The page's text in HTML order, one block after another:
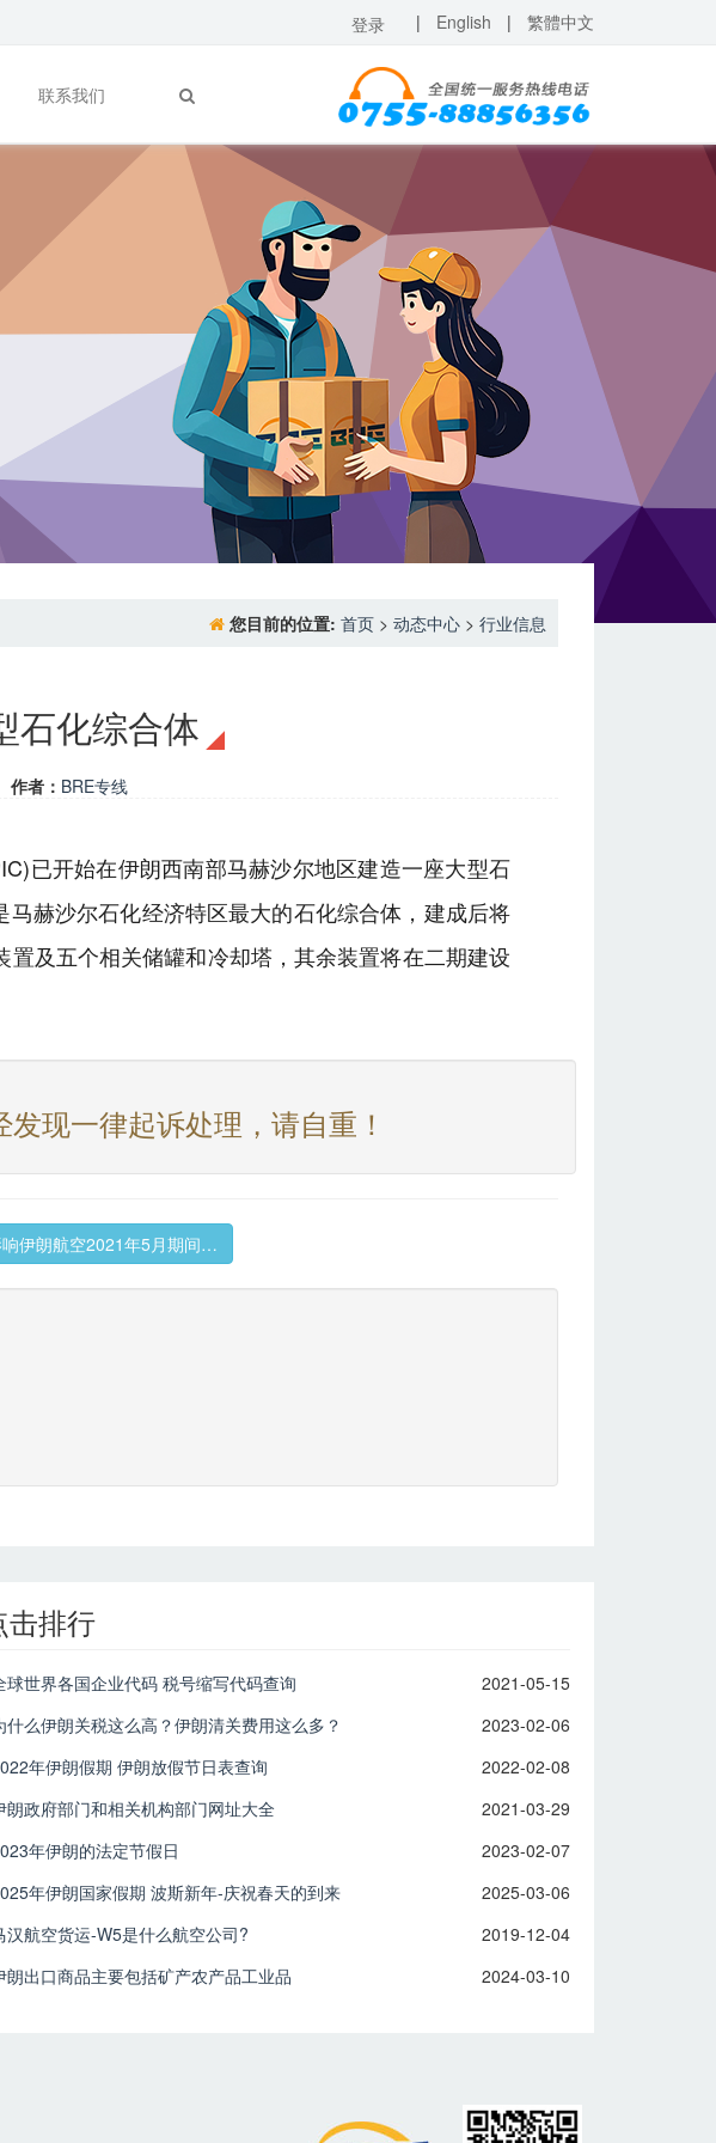
登录 | English | 繁體中文
联系我们
您目前的位置: 首页 > 动态中心 > 行业信息
石化综合体
作者： BRE专线
已开始在伊朗西南部马赫沙尔地区建造一座大型石
赫沙尔石化经济特区最大的石化综合体，建成后将
及五个相关储罐和冷却塔，其余装置将在二期建设
现一律起诉处理，请自重！
伊朗航空2021年5月期间…
击排行
球世界各国企业代码 税号缩写代码查询
2021-05-15
什么伊朗关税这么高？伊朗清关费用这么多？
2023-02-06
年伊朗假期 伊朗放假节日表查询
2022-02-08
朗政府部门和相关机构部门网址大全
2021-03-29
年伊朗的法定节假日
2023-02-07
年伊朗国家假期 波斯新年-庆祝春天的到来
2025-03-06
汉航空货运-W5是什么航空公司?
2019-12-04
朗出口商品主要包括矿产农产品工业品 2024-03-10